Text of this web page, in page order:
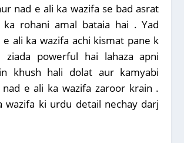
nad e ali ka wazifa se bad asrat
rohani amal bataia hai . Yad
e ali ka wazifa achi kismat pane k
ziada powerful hai lahaza apni
khush hali dolat aur kamyabi
e ali ka wazifa zaroor krain .
wazifa ki urdu detail nechay darj